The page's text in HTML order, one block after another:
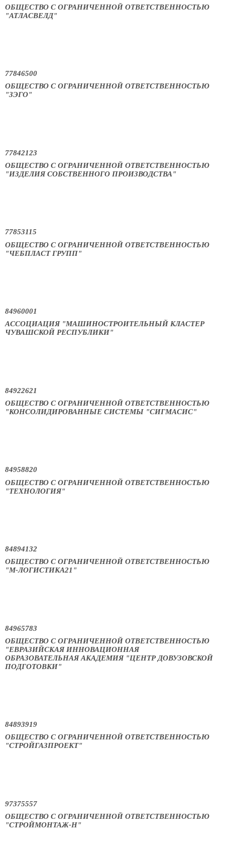
ОБЩЕСТВО С ОГРАНИЧЕННОЙ ОТВЕТСТВЕННОСТЬЮ
"АТЛАСВЕЛД"
77846500
ОБЩЕСТВО С ОГРАНИЧЕННОЙ ОТВЕТСТВЕННОСТЬЮ
"ЗЭГО"
77842123
ОБЩЕСТВО С ОГРАНИЧЕННОЙ ОТВЕТСТВЕННОСТЬЮ
"ИЗДЕЛИЯ СОБСТВЕННОГО ПРОИЗВОДСТВА"
77853115
ОБЩЕСТВО С ОГРАНИЧЕННОЙ ОТВЕТСТВЕННОСТЬЮ
"ЧЕБПЛАСТ ГРУПП"
84960001
АССОЦИАЦИЯ "МАШИНОСТРОИТЕЛЬНЫЙ КЛАСТЕР
ЧУВАШСКОЙ РЕСПУБЛИКИ"
84922621
ОБЩЕСТВО С ОГРАНИЧЕННОЙ ОТВЕТСТВЕННОСТЬЮ
"КОНСОЛИДИРОВАННЫЕ СИСТЕМЫ "СИГМАСИС"
84958820
ОБЩЕСТВО С ОГРАНИЧЕННОЙ ОТВЕТСТВЕННОСТЬЮ
"ТЕХНОЛОГИЯ"
84894132
ОБЩЕСТВО С ОГРАНИЧЕННОЙ ОТВЕТСТВЕННОСТЬЮ
"М-ЛОГИСТИКА21"
84965783
ОБЩЕСТВО С ОГРАНИЧЕННОЙ ОТВЕТСТВЕННОСТЬЮ
"ЕВРАЗИЙСКАЯ ИННОВАЦИОННАЯ
ОБРАЗОВАТЕЛЬНАЯ АКАДЕМИЯ "ЦЕНТР ДОВУЗОВСКОЙ
ПОДГОТОВКИ"
84893919
ОБЩЕСТВО С ОГРАНИЧЕННОЙ ОТВЕТСТВЕННОСТЬЮ
"СТРОЙГАЗПРОЕКТ"
97375557
ОБЩЕСТВО С ОГРАНИЧЕННОЙ ОТВЕТСТВЕННОСТЬЮ
"СТРОЙМОНТАЖ-Н"